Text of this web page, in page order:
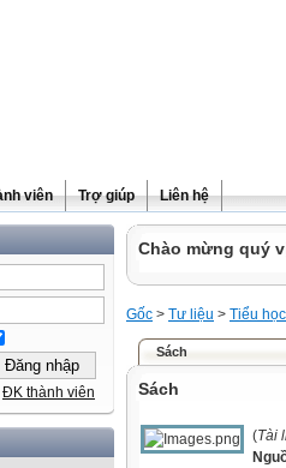
viên Trợ giúp Liên hệ
ĐK thành viên
Chào mừng quý
Gốc > Tư liệu > Tiểu học
Sách
Sách
(Tài